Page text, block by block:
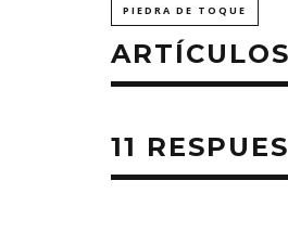
PIEDRA DE TOQUE
11